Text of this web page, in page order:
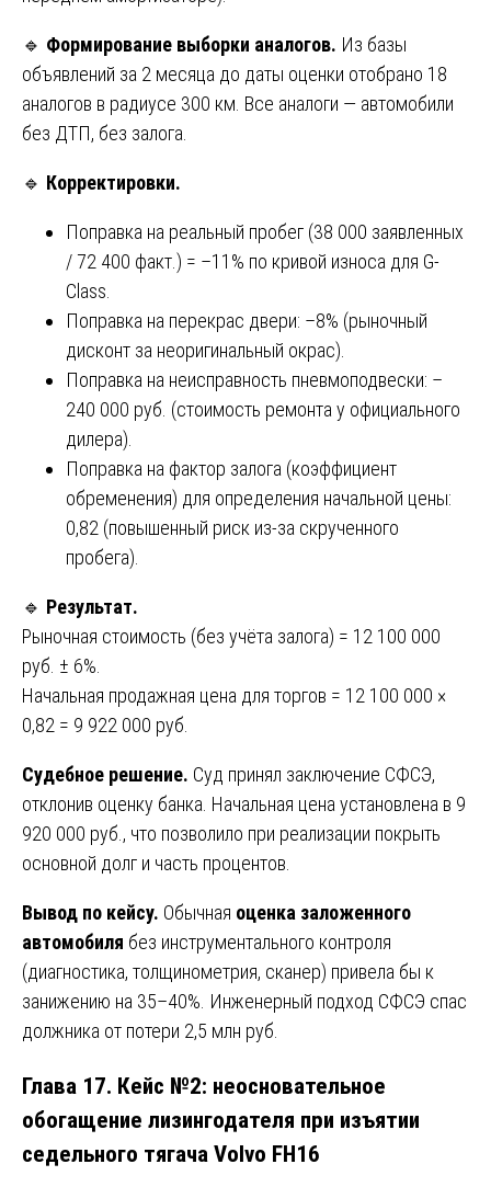
🔹 Формирование выборки аналогов. Из базы
объявлений за 2 месяца до даты оценки отобрано 18
аналогов в радиусе 300 км. Все аналоги — автомобили
без ДТП, без залога.
🔹 Корректировки.
Поправка на реальный пробег (38 000 заявленных
/ 72 400 факт.) = –11% по кривой износа для G-
Class.
Поправка на перекрас двери: –8% (рыночный
дисконт за неоригинальный окрас).
Поправка на неисправность пневмоподвески: –
240 000 руб. (стоимость ремонта у официального
дилера).
Поправка на фактор залога (коэффициент
обременения) для определения начальной цены:
0,82 (повышенный риск из-за скрученного
пробега).
🔹 Результат.
Рыночная стоимость (без учёта залога) = 12 100 000
руб. ± 6%.
Начальная продажная цена для торгов = 12 100 000 ×
0,82 = 9 922 000 руб.
Судебное решение. Суд принял заключение СФСЭ,
отклонив оценку банка. Начальная цена установлена в 9
920 000 руб., что позволило при реализации покрыть
основной долг и часть процентов.
Вывод по кейсу. Обычная оценка заложенного
автомобиля без инструментального контроля
(диагностика, толщинометрия, сканер) привела бы к
занижению на 35–40%. Инженерный подход СФСЭ спас
должника от потери 2,5 млн руб.
Глава 17. Кейс №2: неосновательное
обогащение лизингодателя при изъятии
седельного тягача Volvo FH16